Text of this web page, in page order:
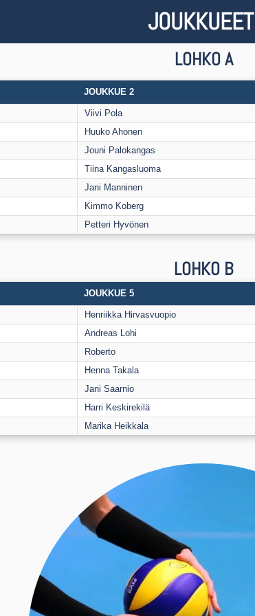
JOUKKUEET
LOHKO A
JOUKKUE 2
Viivi Pola
Huuko Ahonen
Jouni Palokangas
Tiina Kangasluoma
Jani Manninen
Kimmo Koberg
Petteri Hyvönen
LOHKO B
JOUKKUE 5
Henriikka Hirvasvuopio
Andreas Lohi
Roberto
Henna Takala
Jani Saarnio
Harri Keskirekilä
Marika Heikkala